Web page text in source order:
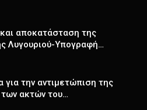
αποκατάσταση της
Λυγουριού-Υπογραφή…
την αντιμετώπιση της
ακτών του…